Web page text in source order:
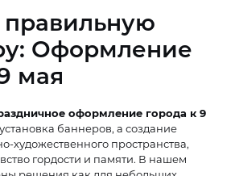
правильную
Оформление
мая
оформление города к 9
баннеров, а создание
художественного пространства,
гордости и памяти. В нашем